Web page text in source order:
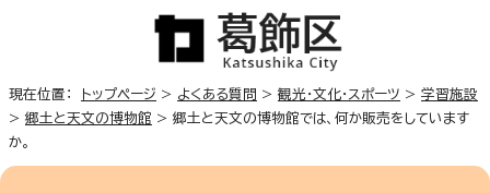
現在位置： トップページ > よくある質問 > 観光・文化・スポーツ > 学習施設
> 郷土と天文の博物館 > 郷土と天文の博物館では、何か販売をしています
か。